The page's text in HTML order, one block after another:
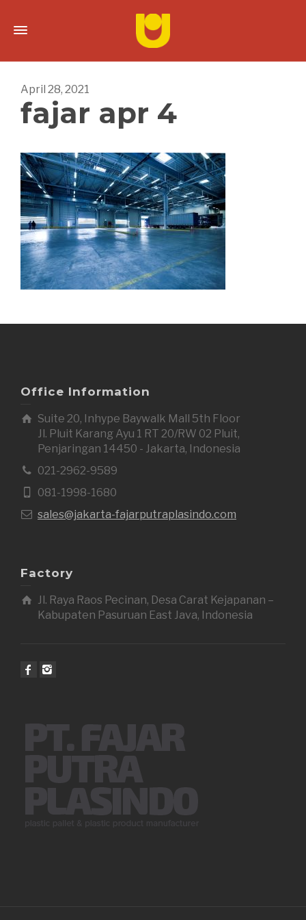
April 28, 2021
fajar apr 4
Office Information
Suite 20, Inhype Baywalk Mall 5th Floor
Jl. Pluit Karang Ayu 1 RT 20/RW 02 Pluit,
Penjaringan 14450 - Jakarta, Indonesia
021-2962-9589
081-1998-1680
sales@jakarta-fajarputraplasindo.com
Factory
Jl. Raya Raos Pecinan, Desa Carat Kejapanan –
Kabupaten Pasuruan East Java, Indonesia